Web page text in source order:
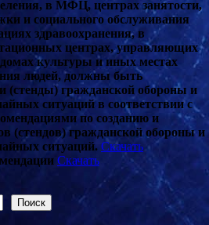
в МФЦ, центрах занятости,
и социального обслуживания
здравоохранения, в
центрах, управляющих
культуры и иных местах
людей, должны быть
(стенды) гражданской обороны и
ситуаций в соответствии с
по созданию и
(стендов) гражданской обороны и
ситуаций. Скачать
Скачать
Поиск